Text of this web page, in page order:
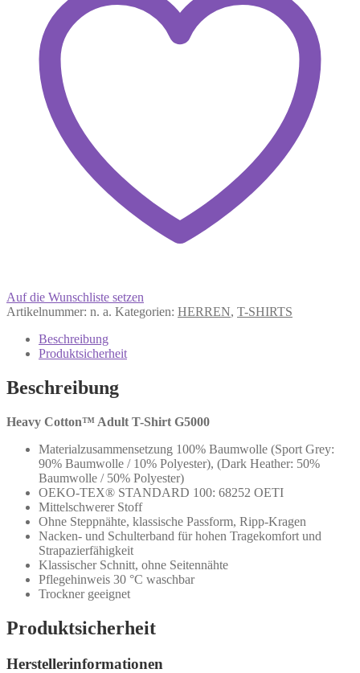
Auf die Wunschliste setzen
Artikelnummer: n. a. Kategorien: HERREN, T-SHIRTS
Beschreibung
Produktsicherheit
Beschreibung
Heavy Cotton™ Adult T-Shirt G5000
Materialzusammensetzung 100% Baumwolle (Sport Grey:
90% Baumwolle / 10% Polyester), (Dark Heather: 50%
Baumwolle / 50% Polyester)
OEKO-TEX® STANDARD 100: 68252 OETI
Mittelschwerer Stoff
Ohne Steppnähte, klassische Passform, Ripp-Kragen
Nacken- und Schulterband für hohen Tragekomfort und
Strapazierfähigkeit
Klassischer Schnitt, ohne Seitennähte
Pflegehinweis 30 °C waschbar
Trockner geeignet
Produktsicherheit
Herstellerinformationen